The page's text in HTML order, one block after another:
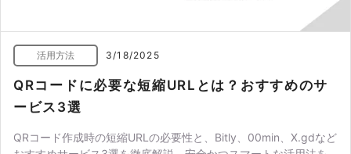
活用方法 3/18/2025
QRコードに必要な短縮URLとは？おすすめのサ
ービス3選
QRコード作成時の短縮URLの必要性と、Bitly、00min、X.gdなど